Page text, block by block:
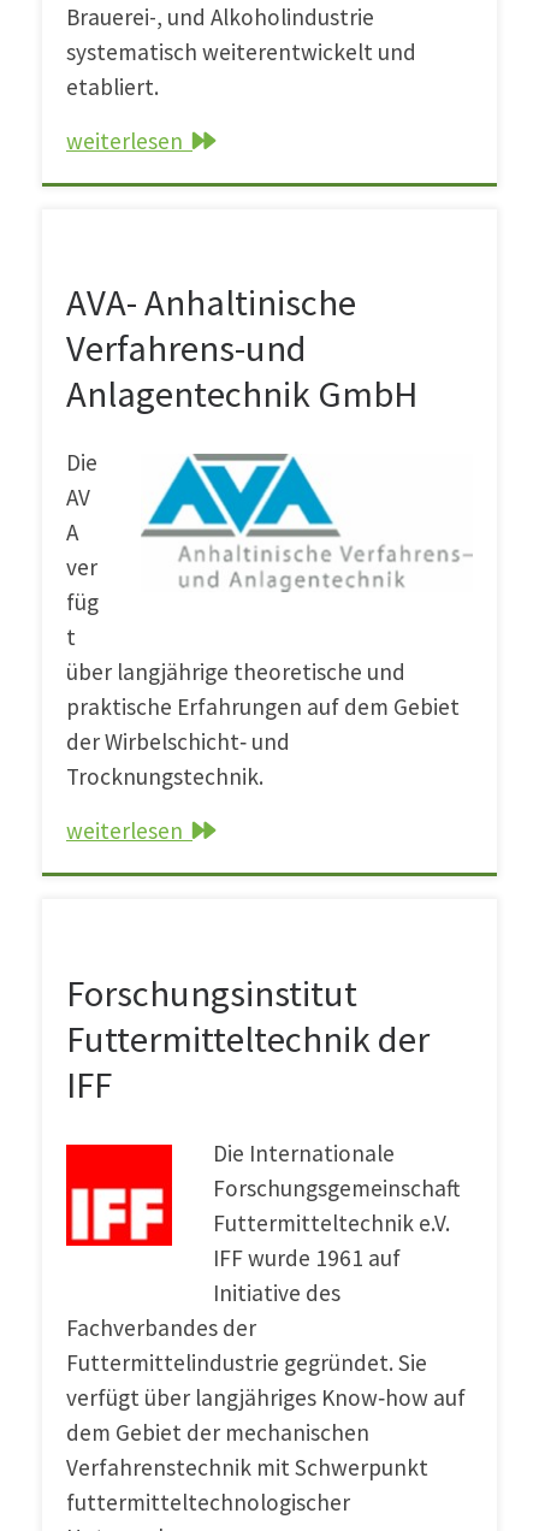
Brauerei-, und Alkoholindustrie
systematisch weiterentwickelt und
etabliert.
weiterlesen
AVA- Anhaltinische
Verfahrens-und
Anlagentechnik GmbH
Die
AV
A
ver
füg
t
über langjährige theoretische und
praktische Erfahrungen auf dem Gebiet
der Wirbelschicht‐ und
Trocknungstechnik.
weiterlesen
Forschungsinstitut
Futtermitteltechnik der
IFF
Die Internationale
Forschungsgemeinschaft
Futtermitteltechnik e.V.
IFF wurde 1961 auf
Initiative des
Fachverbandes der
Futtermittelindustrie gegründet. Sie
verfügt über langjähriges Know‐how auf
dem Gebiet der mechanischen
Verfahrenstechnik mit Schwerpunkt
futtermitteltechnologischer